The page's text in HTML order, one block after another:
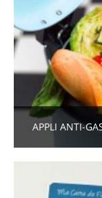
APPLI ANTI-